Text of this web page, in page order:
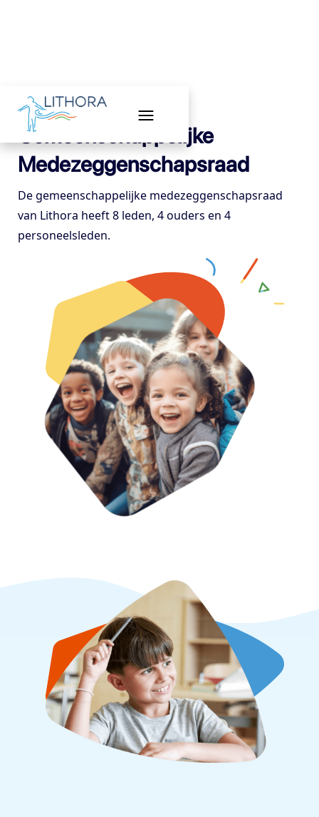
Gemeenschappelijke
Medezeggenschapsraad
De gemeenschappelijke medezeggenschapsraad
van Lithora heeft 8 leden, 4 ouders en 4
personeelsleden.